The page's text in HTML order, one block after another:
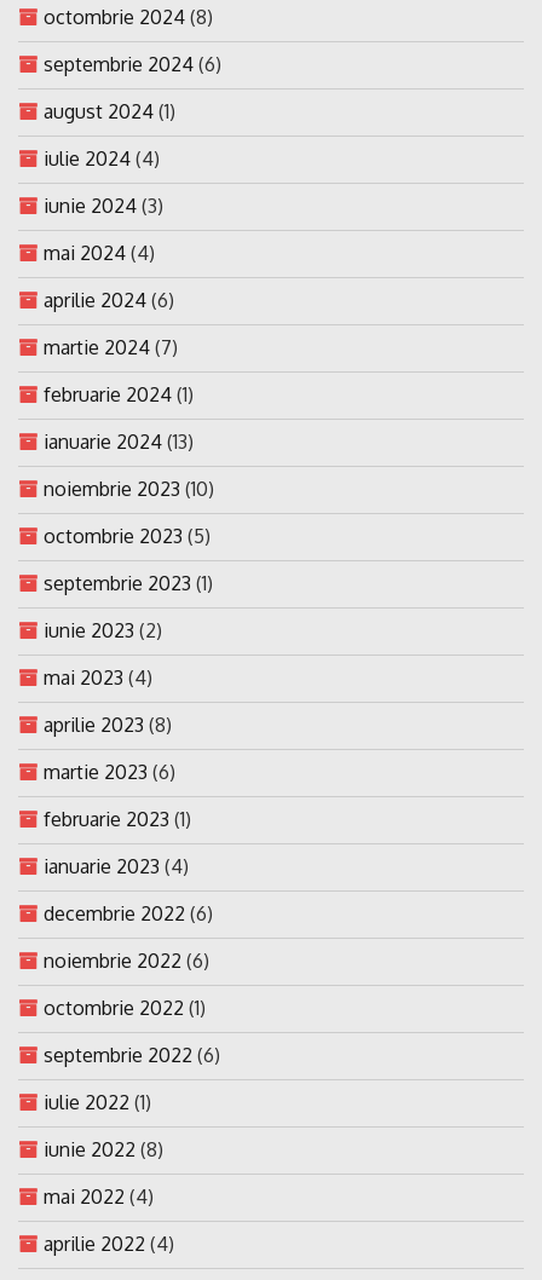
octombrie 2024 (8)
septembrie 2024 (6)
august 2024 (1)
iulie 2024 (4)
iunie 2024 (3)
mai 2024 (4)
aprilie 2024 (6)
martie 2024 (7)
februarie 2024 (1)
ianuarie 2024 (13)
noiembrie 2023 (10)
octombrie 2023 (5)
septembrie 2023 (1)
iunie 2023 (2)
mai 2023 (4)
aprilie 2023 (8)
martie 2023 (6)
februarie 2023 (1)
ianuarie 2023 (4)
decembrie 2022 (6)
noiembrie 2022 (6)
octombrie 2022 (1)
septembrie 2022 (6)
iulie 2022 (1)
iunie 2022 (8)
mai 2022 (4)
aprilie 2022 (4)